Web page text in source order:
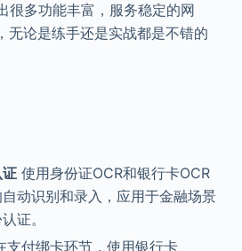
很多功能丰富，服务稳定的网
无论是练手还是实战都是不错的
使用身份证OCR和银行卡OCR
动识别和录入，应用于金融场景
证。
付绑卡环节，使用银行卡